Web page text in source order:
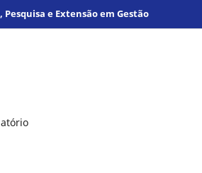
Pesquisa e Extensão em Gestão